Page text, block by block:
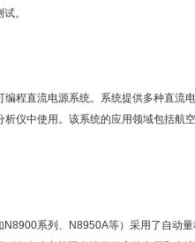
。
编程直流电源系统。系统提供多种直
仪中使用。该系统的应用领域包括航
系列、N8950A等）采用了自动